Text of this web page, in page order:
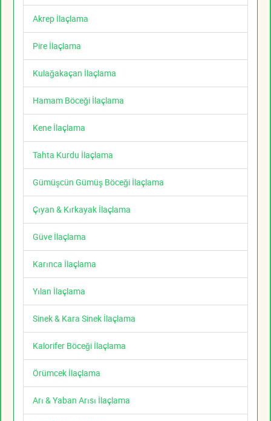
Akrep İlaçlama
Pire İlaçlama
Kulağakaçan İlaçlama
Hamam Böceği İlaçlama
Kene İlaçlama
Tahta Kurdu İlaçlama
Gümüşcün Gümüş Böceği İlaçlama
Çıyan & Kırkayak İlaçlama
Güve İlaçlama
Karınca İlaçlama
Yılan İlaçlama
Sinek & Kara Sinek İlaçlama
Kalorifer Böceği İlaçlama
Örümcek İlaçlama
Arı & Yaban Arısı İlaçlama